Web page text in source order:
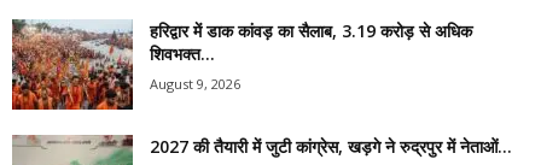
हरिद्वार में डाक कांवड़ का सैलाब, 3.19 करोड़ से अधिक
शिवभक्त...
August 9, 2026
2027 की तैयारी में जुटी कांग्रेस, खड़गे ने रुद्रपुर में नेताओं...